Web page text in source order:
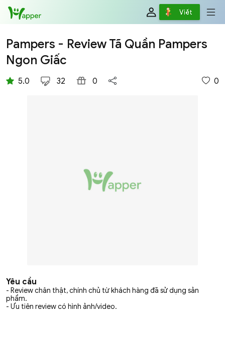
Viết
Review
Pampers - Review Tã Quần Pampers
Ngon Giấc
5.0 32 0 0
Yêu cầu
- Review chân thật, chính chủ từ khách hàng đã sử dụng sản
phẩm.
- Ưu tiên review có hình ảnh/video.